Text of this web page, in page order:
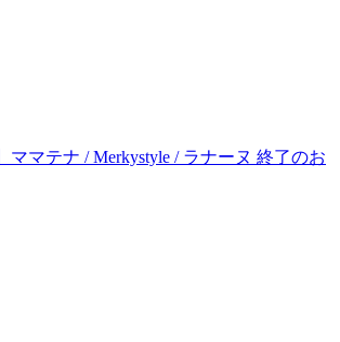
ママテナ / Merkystyle / ラナーヌ 終了のお